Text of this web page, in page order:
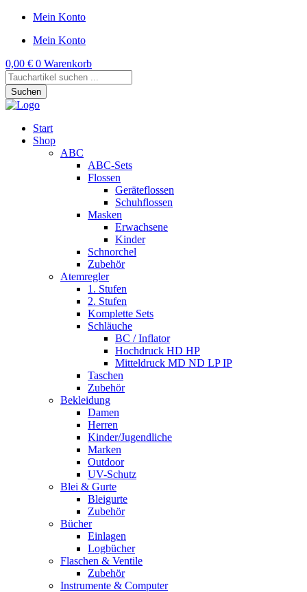
Mein Konto
Mein Konto
0,00 € 0 Warenkorb
Products
search
Suchen
Start
Shop
ABC
ABC-Sets
Flossen
Geräteflossen
Schuhflossen
Masken
Erwachsene
Kinder
Schnorchel
Zubehör
Atemregler
1. Stufen
2. Stufen
Komplette Sets
Schläuche
BC / Inflator
Hochdruck HD HP
Mitteldruck MD ND LP IP
Taschen
Zubehör
Bekleidung
Damen
Herren
Kinder/Jugendliche
Marken
Outdoor
UV-Schutz
Blei & Gurte
Bleigurte
Zubehör
Bücher
Einlagen
Logbücher
Flaschen & Ventile
Zubehör
Instrumente & Computer